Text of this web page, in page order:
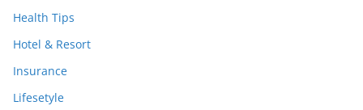
Health Tips
Hotel & Resort
Insurance
Lifesetyle